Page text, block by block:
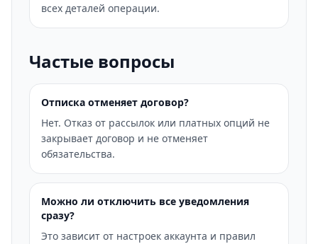
всех деталей операции.
Частые вопросы
Отписка отменяет договор?
Нет. Отказ от рассылок или платных опций не
закрывает договор и не отменяет
обязательства.
Можно ли отключить все уведомления
сразу?
Это зависит от настроек аккаунта и правил